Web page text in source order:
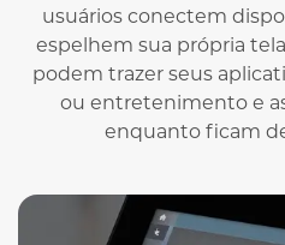
usuários conectem
espelhem sua própria
podem trazer seus
ou entretenimento e
enquanto ficam